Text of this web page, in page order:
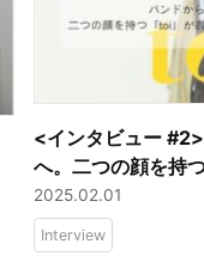
<インタビュー
へ。二つの顔を持
楽性の本質に迫る。
2025.02.01
Interview